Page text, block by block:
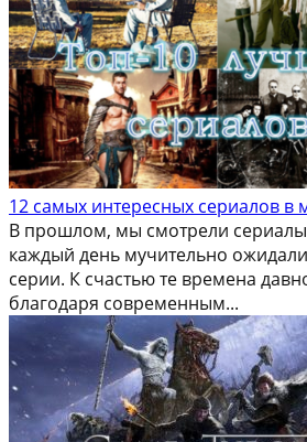
12 самых интересных сериалов в
В прошлом, мы смотрели сериалы
каждый день мучительно
серии. К счастью те времена
благодаря современным...